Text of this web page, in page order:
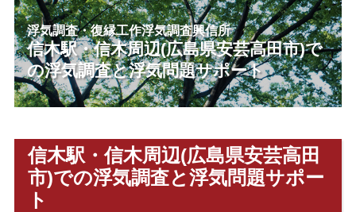
浮気調査・復縁工作浮気調査興信所
信木駅・信木周辺(広島県安芸高田市)で
の浮気調査と浮気問題サポート
信木駅・信木周辺(広島県安芸高田
市)での浮気調査と浮気問題サポー
ト